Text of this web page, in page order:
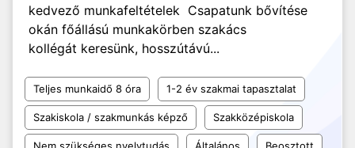
kedvező munkafeltételek Csapatunk bővítése
okán főállású munkakörben szakács
kollégát keresünk, hosszútávú...
Teljes munkaidő 8 óra 1-2 év szakmai tapasztalat
Szakiskola / szakmunkás képző Szakközépiskola